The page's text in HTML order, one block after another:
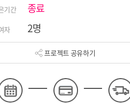
기간 종료
자 2명
프로젝트 공유하기